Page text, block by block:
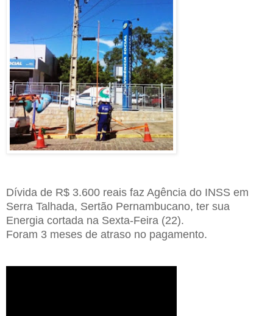
Dívida de R$ 3.600 reais faz Agência do INSS em
Serra Talhada, Sertão Pernambucano, ter sua
Energia cortada na Sexta-Feira (22).
Foram 3 meses de atraso no pagamento.